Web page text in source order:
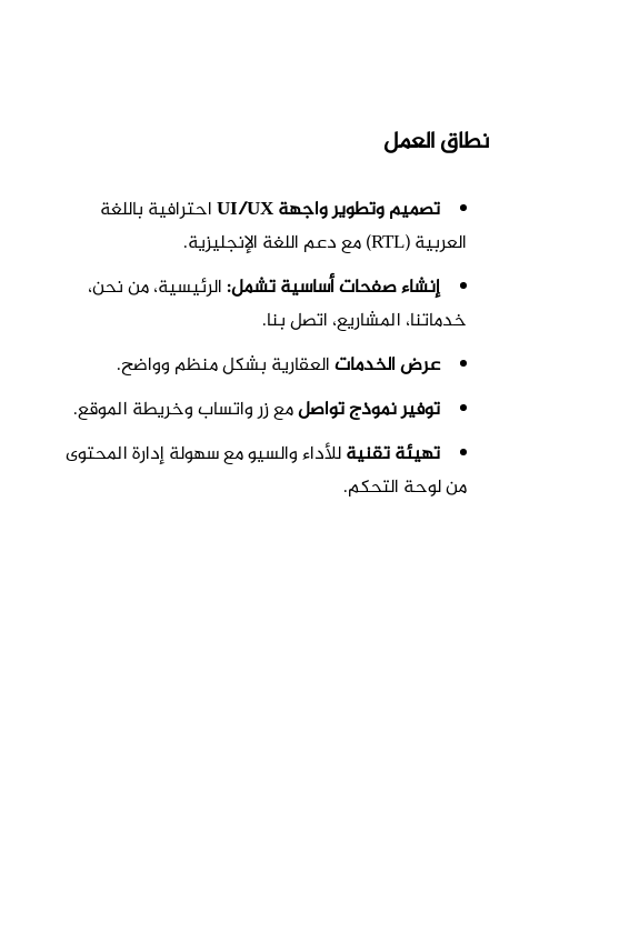
نطاق العمل
تصميم وتطوير واجهة UI/UX
احترافية باللغة
العربية (RTL) مع دعم اللغة الإنجليزية.
إنشاء صفحات أساسية تشمل: الرئيسية، من نحن،
خدماتنا، المشاريع، اتصل بنا.
عرض الخدماتالعقارية بشكل منظم وواضح.
توفير نموذج تواصلمع زر واتساب وخريطة الموقع.
تهيئة تقنيةللأداء والسيو مع سهولة إدارة المحتوى
من لوحة التحكم.